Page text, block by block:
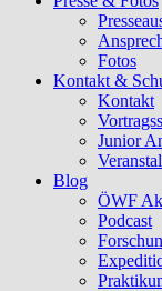
Fotos
Kontakt &
Kontakt
Junior
Blog
ÖWF
Podcast